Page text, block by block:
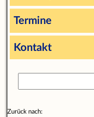
Termine
Kontakt
Zurück nach: